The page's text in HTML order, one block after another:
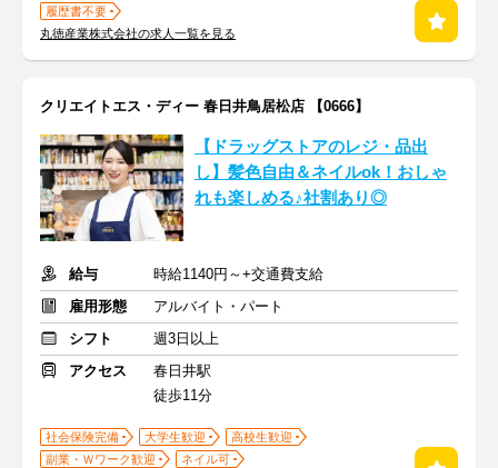
履歴書不要
丸徳産業株式会社の求人一覧を見る
クリエイトエス・ディー 春日井鳥居松店 【0666】
【ドラッグストアのレジ・品出
し】髪色自由＆ネイルok！おしゃ
れも楽しめる♪社割あり◎
給与
時給1140円～+交通費支給
雇用形態
アルバイト・パート
シフト
週3日以上
アクセス
春日井駅
徒歩11分
社会保険完備 大学生歓迎
高校生歓迎
副業・Ｗワーク歓迎
ネイル可